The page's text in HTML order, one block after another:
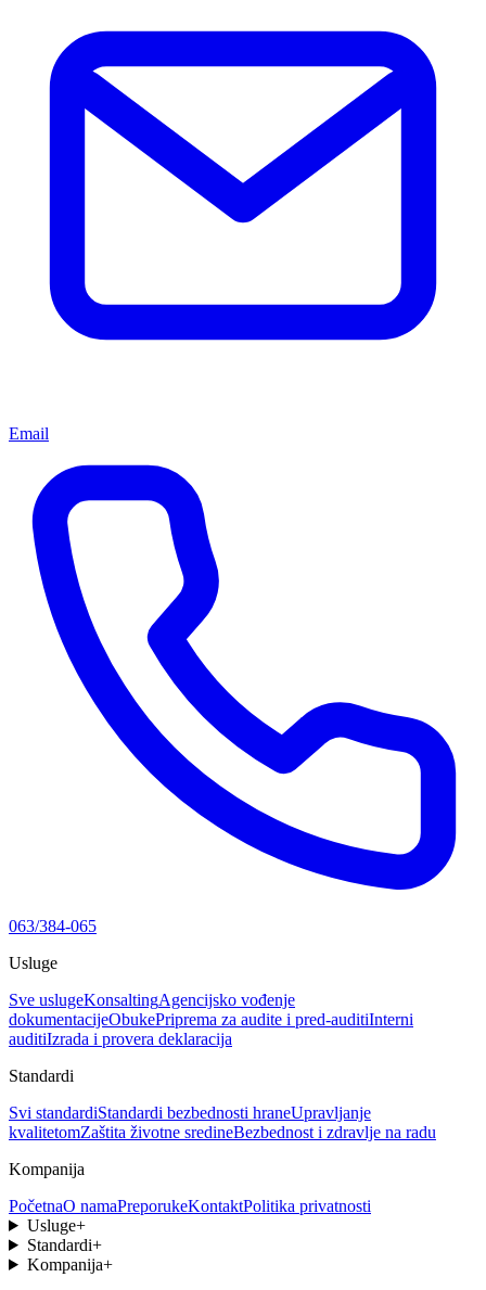
Email
063/384-065
Usluge
Sve uslugeKonsaltingAgencijsko vođenje
dokumentacijeObukePriprema za audite i pred-auditiInterni
auditiIzrada i provera deklaracija
Standardi
Svi standardiStandardi bezbednosti hraneUpravljanje
kvalitetomZaštita životne sredineBezbednost i zdravlje na radu
Kompanija
PočetnaO namaPreporukeKontaktPolitika privatnosti
Usluge+
Standardi+
Kompanija+